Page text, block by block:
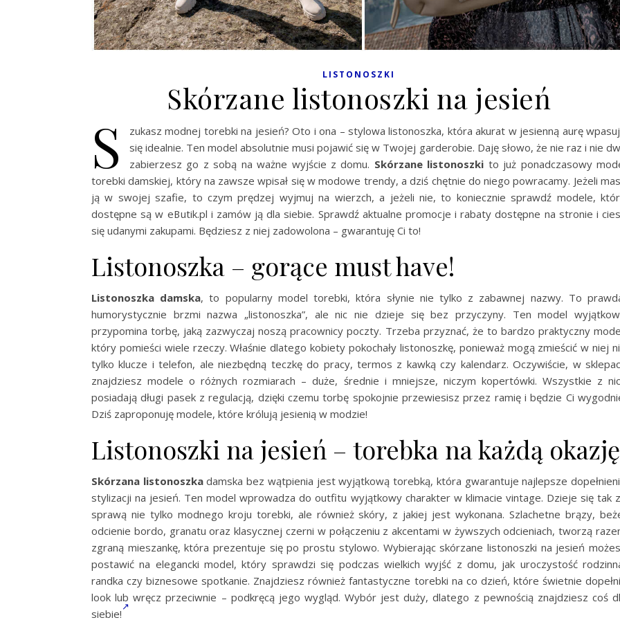
LISTONOSZKI
Skórzane listonoszki na jesień
S
zukasz modnej torebki na jesień? Oto i ona – stylowa listonoszka, która akurat w jesienną aurę
się idealnie. Ten model absolutnie musi pojawić się w Twojej garderobie. Daję słowo, że nie raz i nie
zabierzesz go z sobą na ważne wyjście z domu. Skórzane listonoszki to już ponadczasowy
torebki damskiej, który na zawsze wpisał się w modowe trendy, a dziś chętnie do niego powracamy. Jeżeli
ją w swojej szafie, to czym prędzej wyjmuj na wierzch, a jeżeli nie, to koniecznie sprawdź modele,
dostępne są w eButik.pl i zamów ją dla siebie. Sprawdź aktualne promocje i rabaty dostępne na stronie i
się udanymi zakupami. Będziesz z niej zadowolona – gwarantuję Ci to!
Listonoszka – gorące must have!
Listonoszka damska, to popularny model torebki, która słynie nie tylko z zabawnej nazwy. To
humorystycznie brzmi nazwa „listonoszka”, ale nic nie dzieje się bez przyczyny. Ten model
przypomina torbę, jaką zazwyczaj noszą pracownicy poczty. Trzeba przyznać, że to bardzo praktyczny
który pomieści wiele rzeczy. Właśnie dlatego kobiety pokochały listonoszkę, ponieważ mogą zmieścić w niej
tylko klucze i telefon, ale niezbędną teczkę do pracy, termos z kawką czy kalendarz. Oczywiście, w
znajdziesz modele o różnych rozmiarach – duże, średnie i mniejsze, niczym kopertówki. Wszystkie z
posiadają długi pasek z regulacją, dzięki czemu torbę spokojnie przewiesisz przez ramię i będzie Ci
Dziś zaproponuję modele, które królują jesienią w modzie!
Listonoszki na jesień – torebka na każdą okazję
Skórzana listonoszkadamska bez wątpienia jest wyjątkową torebką, która gwarantuje najlepsze
stylizacji na jesień. Ten model wprowadza do outfitu wyjątkowy charakter w klimacie vintage. Dzieje się tak
sprawą nie tylko modnego kroju torebki, ale również skóry, z jakiej jest wykonana. Szlachetne brązy,
odcienie bordo, granatu oraz klasycznej czerni w połączeniu z akcentami w żywszych odcieniach, tworzą
zgraną mieszankę, która prezentuje się po prostu stylowo. Wybierając skórzane listonoszki na jesień
postawić na elegancki model, który sprawdzi się podczas wielkich wyjść z domu, jak uroczystość
randka czy biznesowe spotkanie. Znajdziesz również fantastyczne torebki na co dzień, które świetnie
look lub wręcz przeciwnie – podkręcą jego wygląd. Wybór jest duży, dlatego z pewnością znajdziesz coś
siebie!